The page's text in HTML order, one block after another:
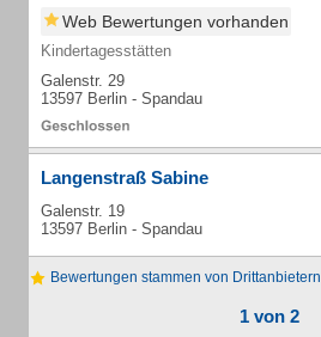
Web Bewertungen vorhanden
Kindertagesstätten
Galenstr. 29
13597 Berlin - Spandau
Langenstraß Sabine
Galenstr. 19
13597 Berlin - Spandau
Bewertungen stammen von Drittanbietern
1 von 2